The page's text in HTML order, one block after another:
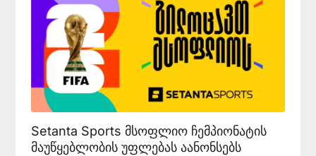
Setanta Sports მსოფლიო ჩემპიონატის
მაუწყებლობის უფლებას აანონსებს